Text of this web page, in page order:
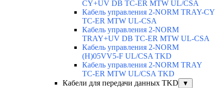
CY+UV DB TC-ER MTW UL/CSA
Кабель управления 2-NORM TRAY-CY
TC-ER MTW UL-CSA
Кабель управления 2-NORM
TRAY+UV DB TC-ER MTW UL-CSA
Кабель управления 2-NORM
(H)05VV5-F UL/CSA TKD
Кабель управления 2-NORM TRAY
TC-ER MTW UL/CSA TKD
Кабели для передачи данных TKD
▼